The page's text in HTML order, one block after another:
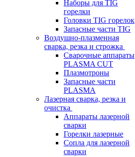
Наборы для TIG
горелки
Головки TIG горелок
Запасные части TIG
Воздушно-плазменная
сварка, резка и строжка
Сварочные аппараты
PLASMA CUT
Плазмотроны
Запасные части
PLASMA
Лазерная сварка, резка и
очистка
Аппараты лазерной
сварки
Горелки лазерные
Сопла для лазерной
сварки